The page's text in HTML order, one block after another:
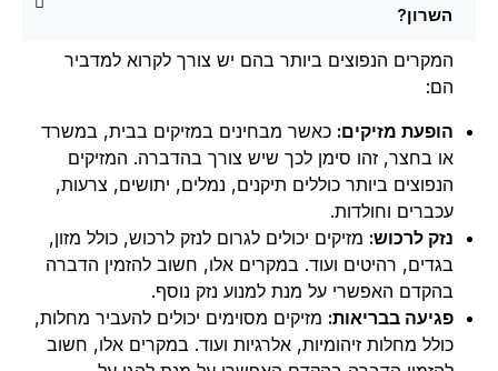
השרון?
המקרים הנפוצים ביותר בהם יש צורך לקרוא למדביר
הם:
הופעת מזיקים: כאשר מבחינים במזיקים בבית, במשרד
או בחצר, זהו סימן לכך שיש צורך בהדברה. המזיקים
הנפוצים ביותר כוללים תיקנים, נמלים, יתושים, צרעות,
עכברים וחולדות.
נזק לרכוש: מזיקים יכולים לגרום לנזק לרכוש, כולל מזון,
בגדים, רהיטים ועוד. במקרים אלו, חשוב להזמין הדברה
בהקדם האפשרי על מנת למנוע נזק נוסף.
פגיעה בבריאות: מזיקים מסוימים יכולים להעביר מחלות,
כולל מחלות זיהומיות, אלרגיות ועוד. במקרים אלו, חשוב